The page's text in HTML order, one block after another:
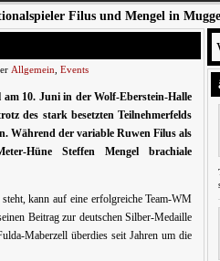
Filus und Mengel in
Allgemein Events
10. Juni in der Wolf-Eberstein-Halle
des stark besetzten Teilnehmerfelds
Während der variable Ruwen Filus als
Hüne Steffen Mengel brachiale
kann auf eine erfolgreiche Team-WM
Beitrag zur deutschen Silber-Medaille
Maberzell überdies seit Jahren um die